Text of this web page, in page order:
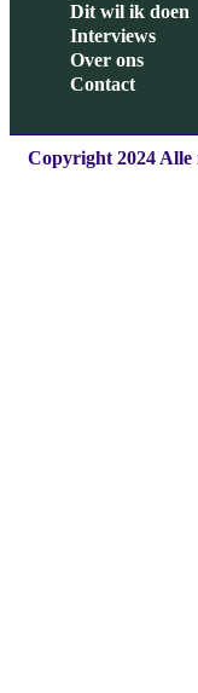
Dit wil ik doen
Interviews
Over ons
Contact
Copyright 2024